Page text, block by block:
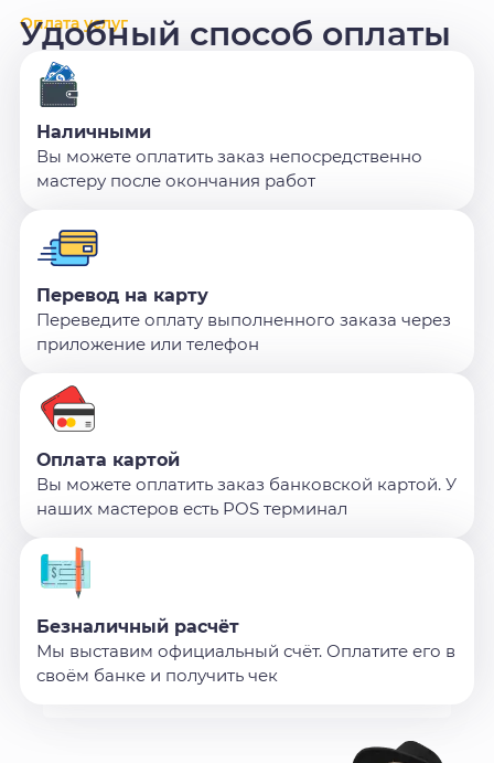
Оплата услуг
Удобный способ оплаты
Наличными
Вы можете оплатить заказ непосредственно
мастеру после окончания работ
Перевод на карту
Переведите оплату выполненного заказа через
приложение или телефон
Оплата картой
Вы можете оплатить заказ банковской картой. У
наших мастеров есть POS терминал
Безналичный расчёт
Мы выставим официальный счёт. Оплатите его в
своём банке и получить чек